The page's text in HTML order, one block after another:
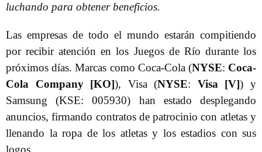
luchando para obtener beneficios.
Las empresas de todo el mundo estarán compitiendo
por recibir atención en los Juegos de Río durante los
próximos días. Marcas como Coca-Cola (NYSE: Coca-
Cola Company [KO]), Visa (NYSE: Visa [V]) y
Samsung (KSE: 005930) han estado desplegando
anuncios, firmando contratos de patrocinio con atletas y
llenando la ropa de los atletas y los estadios con sus
logos.